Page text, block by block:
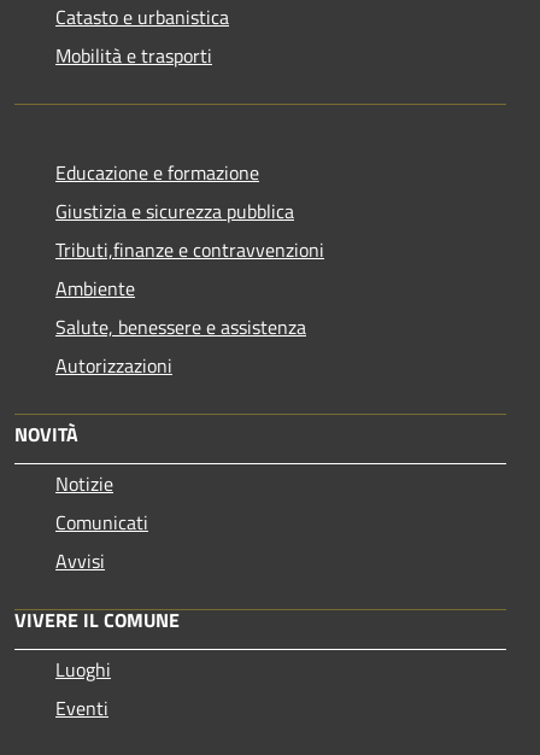
Catasto e urbanistica
Mobilità e trasporti
Educazione e formazione
Giustizia e sicurezza pubblica
Tributi,finanze e contravvenzioni
Ambiente
Salute, benessere e assistenza
Autorizzazioni
NOVITÀ
Notizie
Comunicati
Avvisi
VIVERE IL COMUNE
Luoghi
Eventi